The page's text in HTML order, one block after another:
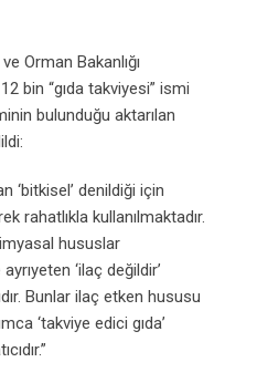
Orman Bakanlığı
bin “gıda takviyesi” ismi
bulunduğu aktarılan
‘bitkisel’ denildiği için
rahatlıkla kullanılmaktadır.
hususlar
‘ilaç değildir’
Bunlar ilaç etken hususu
‘takviye edici gıda’